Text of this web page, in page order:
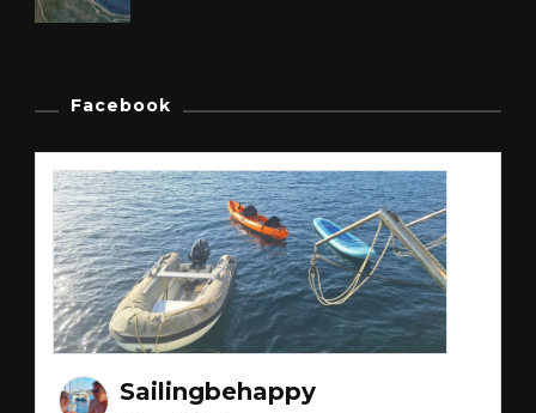
Facebook
Sailingbehappy